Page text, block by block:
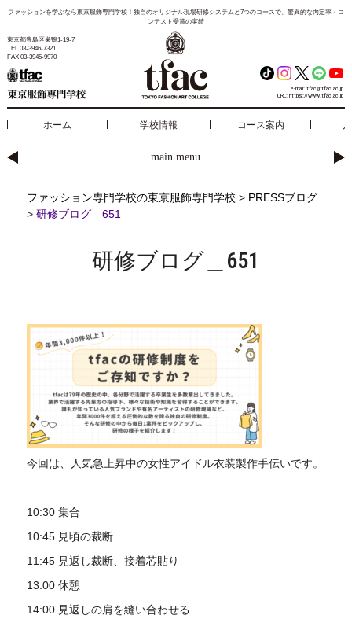
ファッションを学ぶなら東京服飾専門学校！独自のオリジナル現場研修システムと7つのコースで、驚異的な内定率・コ
ンテスト受賞の実績
東京都豊島区巣鴨1-19-7
TEL 03-3946-7321
FAX 03-3945-9970
e-mail: tfac@tfac.ac.jp
URL: https://www.tfac.ac.jp
ホーム 学校情報 コース案内
main menu
ファッション専門学校の東京服飾専門学校 > PRESSブログ
> 研修ブログ＿651
研修ブログ＿651
今回は、人気急上昇中の女性アイドル衣装製作手伝いです。
10:30 集合
10:45 見頃の裁断
11:45 見返し裁断、接着芯貼り
13:00 休憩
14:00 見返しの肩を縫い合わせる